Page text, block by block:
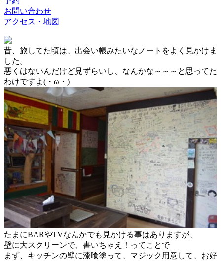
お問い合わせ
アクセス・地図
昔、旅してた頃は、出会い帳みたいなノートをよく見かけま
した。
悪くはないんだけど見ずらいし、なんかな～～～と思ってた
わけですよ(・ω・)
たまにBARやTVなんかでも見かける事はありますが、
壁に大スクリーンで、書いちゃえ！ってことで
まず、キッチンの壁に漆喰塗って、マジック用意して、お好